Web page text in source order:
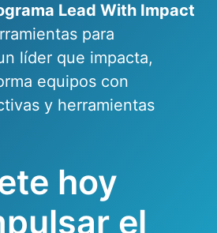
Lead With Impact
para
líder que impacta,
equipos con
y herramientas
hoy
el